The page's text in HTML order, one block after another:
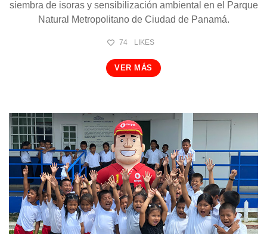
siembra de isoras y sensibilización ambiental en el Parque
Natural Metropolitano de Ciudad de Panamá.
74 LIKES
VER MÁS